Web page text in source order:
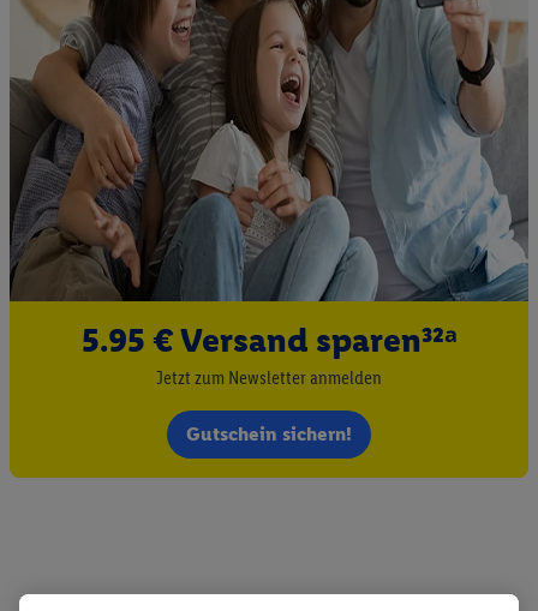
5.95 € Versand sparen³²ᵃ
Jetzt zum Newsletter anmelden
Gutschein sichern!